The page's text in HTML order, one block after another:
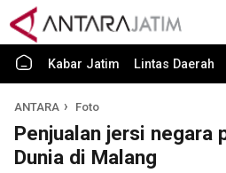
Kabar Jatim Lintas Daerah
ANTARA Foto
Penjualan jersi negara
Dunia di Malang